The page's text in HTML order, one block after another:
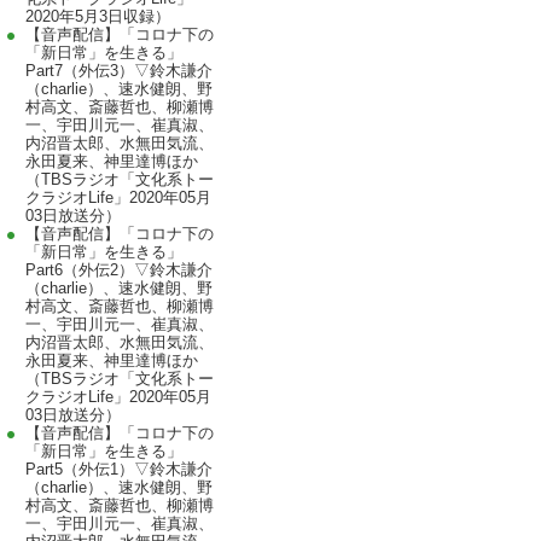
2020年5月3日収録）
【音声配信】「コロナ下の
「新日常」を生きる」
Part7（外伝3）▽鈴木謙介
（charlie）、速水健朗、野
村高文、斎藤哲也、柳瀬博
一、宇田川元一、崔真淑、
内沼晋太郎、水無田気流、
永田夏来、神里達博ほか
（TBSラジオ「文化系トー
クラジオLife」2020年05月
03日放送分）
【音声配信】「コロナ下の
「新日常」を生きる」
Part6（外伝2）▽鈴木謙介
（charlie）、速水健朗、野
村高文、斎藤哲也、柳瀬博
一、宇田川元一、崔真淑、
内沼晋太郎、水無田気流、
永田夏来、神里達博ほか
（TBSラジオ「文化系トー
クラジオLife」2020年05月
03日放送分）
【音声配信】「コロナ下の
「新日常」を生きる」
Part5（外伝1）▽鈴木謙介
（charlie）、速水健朗、野
村高文、斎藤哲也、柳瀬博
一、宇田川元一、崔真淑、